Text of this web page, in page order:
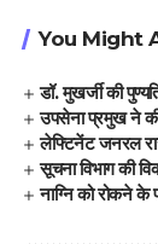
You Might
डॉ. मुखर्जी की
उपसेना प्रमुख ने
लेफ्टिनेंट जनरल
सूचना विभाग की
नाग्नि को रोकने के